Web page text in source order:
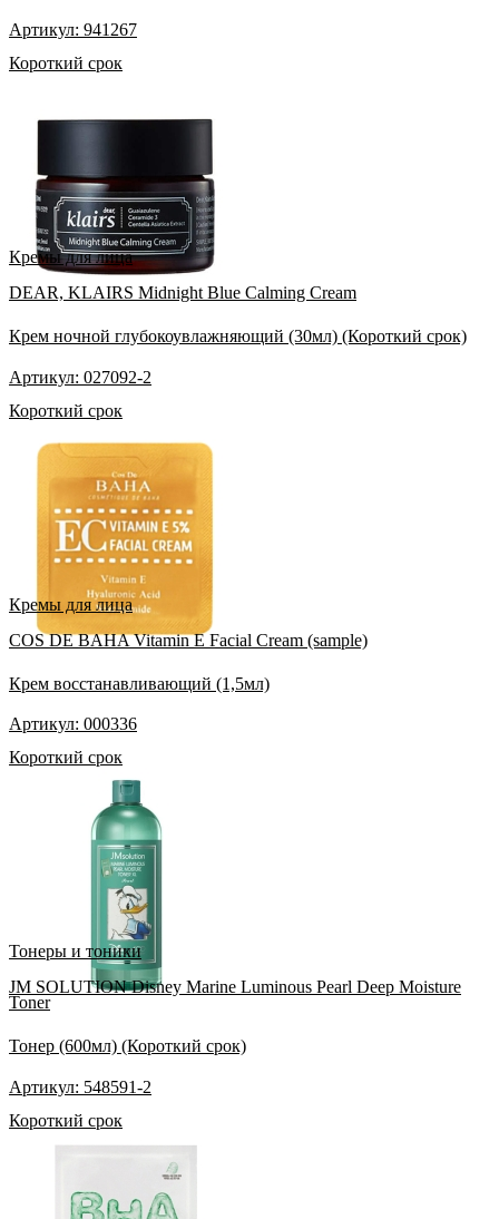
Артикул: 941267
Короткий срок
Кремы для лица
DEAR, KLAIRS Midnight Blue Calming Cream
Крем ночной глубокоувлажняющий (30мл) (Короткий срок)
Артикул: 027092-2
Короткий срок
Кремы для лица
COS DE BAHA Vitamin E Facial Cream (sample)
Крем восстанавливающий (1,5мл)
Артикул: 000336
Короткий срок
Тонеры и тоники
JM SOLUTION Disney Marine Luminous Pearl Deep Moisture
Toner
Тонер (600мл) (Короткий срок)
Артикул: 548591-2
Короткий срок